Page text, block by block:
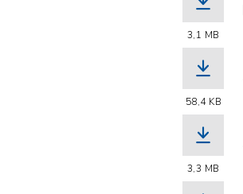
3,1 MB
58,4 KB
3,3 MB